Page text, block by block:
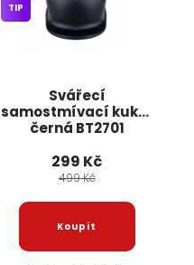
Svářecí
samostmívací kukla
černá BT2701
TIP
299 Kč
499 Kč